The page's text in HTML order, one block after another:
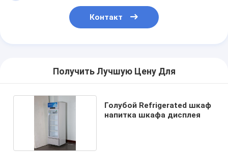
Контакт
Получить Лучшую Цену Для
Голубой Refrigerated шкаф
напитка шкафа дисплея